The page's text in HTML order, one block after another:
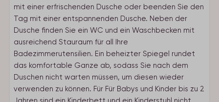
mit einer erfrischenden Dusche oder beenden Sie den
Tag mit einer entspannenden Dusche. Neben der
Dusche finden Sie ein WC und ein Waschbecken mit
ausreichend Stauraum für all Ihre
Badezimmerutensilien. Ein beheizter Spiegel rundet
das komfortable Ganze ab, sodass Sie nach dem
Duschen nicht warten müssen, um diesen wieder
verwenden zu können. Für Für Babys und Kinder bis zu 2